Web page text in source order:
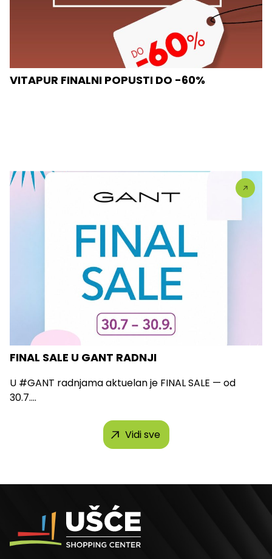
VITAPUR FINALNI POPUSTI DO -60%
FINAL SALE U GANT RADNJI
U #GANT radnjama aktuelan je FINAL SALE — od
30.7....
Vidi sve